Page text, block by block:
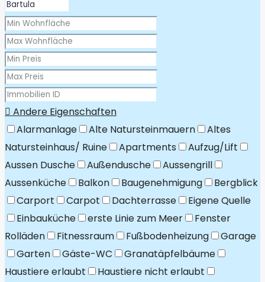
Andere Eigenschaften
Alarmanlage
Alte Natursteinmauern
Altes
Natursteinhaus/ Ruine
Apartments
Aufzug/Lift
Aussen Dusche
Außendusche
Aussengrill
Aussenküche
Balkon Baugenehmigung
Bergblick
Carport
Carpot Dachterrasse
Eigene Quelle
Einbauküche
erste Linie zum Meer
Fenster
Rolläden
Fitnessraum Fußbodenheizung
Garage
Garten
Gäste-WC
Granatäpfelbäume
Haustiere erlaubt
Haustiere nicht erlaubt